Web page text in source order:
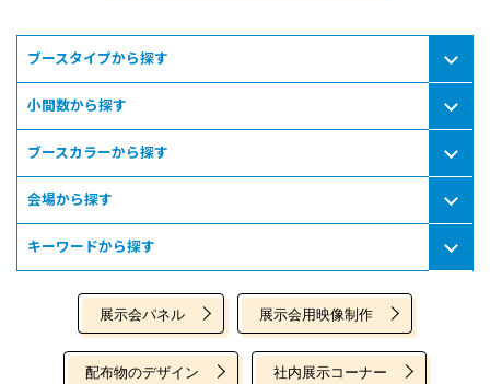
ブースタイプから探す
小間数から探す
ブースカラーから探す
会場から探す
キーワードから探す
展示会パネル 展示会用映像制作
配布物のデザイン 社内展示コーナー